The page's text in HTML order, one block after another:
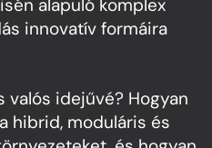
alapuló komplex
innovatív formáira
valós idejűvé? Hogyan
hibrid, moduláris és